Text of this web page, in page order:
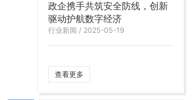
政企携手共筑安全防线，创新
驱动护航数字经济
行业新闻 / 2025-05-19
查看更多